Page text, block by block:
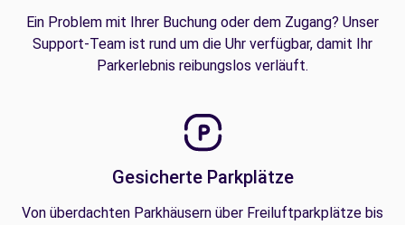
Ein Problem mit Ihrer Buchung oder dem Zugang? Unser
Support-Team ist rund um die Uhr verfügbar, damit Ihr
Parkerlebnis reibungslos verläuft.
Gesicherte Parkplätze
Von überdachten Parkhäusern über Freiluftparkplätze bis